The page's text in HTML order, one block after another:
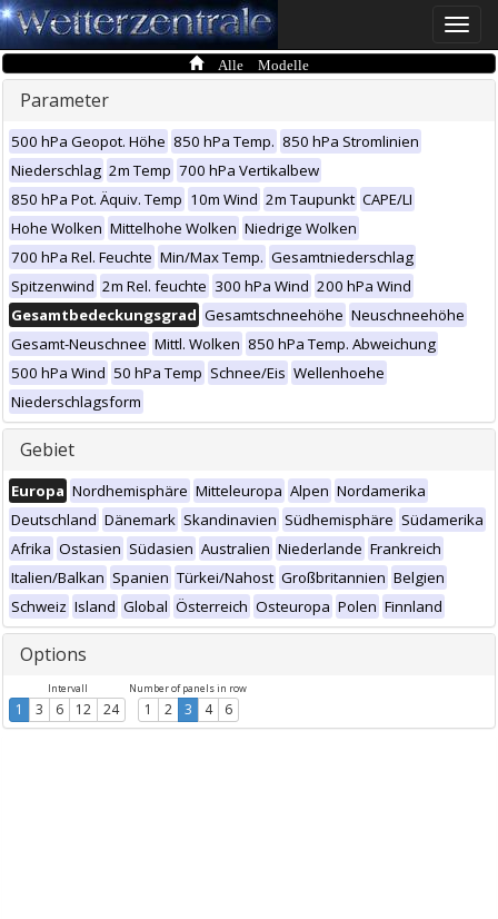
Toggle
Alle Modelle
Parameter
500 hPa Geopot. Höhe 850 hPa Temp. 850 hPa Stromlinien
Niederschlag 2m Temp 700 hPa Vertikalbew
850 hPa Pot. Äquiv. Temp 10m Wind 2m Taupunkt CAPE/LI
Hohe Wolken Mittelhohe Wolken Niedrige Wolken
700 hPa Rel. Feuchte Min/Max Temp. Gesamtniederschlag
Spitzenwind 2m Rel. feuchte 300 hPa Wind 200 hPa Wind
Gesamtbedeckungsgrad Gesamtschneehöhe Neuschneehöhe
Gesamt-Neuschnee Mittl. Wolken 850 hPa Temp. Abweichung
500 hPa Wind 50 hPa Temp Schnee/Eis Wellenhoehe
Niederschlagsform
Gebiet
Europa Nordhemisphäre Mitteleuropa Alpen Nordamerika
Deutschland Dänemark Skandinavien Südhemisphäre Südamerika
Afrika Ostasien Südasien Australien Niederlande Frankreich
Italien/Balkan Spanien Türkei/Nahost Großbritannien Belgien
Schweiz Island Global Österreich Osteuropa Polen Finnland
Options
Intervall
1 3 6 12 24
Number of panels in row
1 2 3 4 6